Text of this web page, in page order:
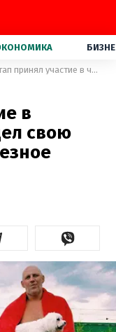
Потап принял участие в челлендже и переодел свою собаку в тренч: курьезное видео
в
свою